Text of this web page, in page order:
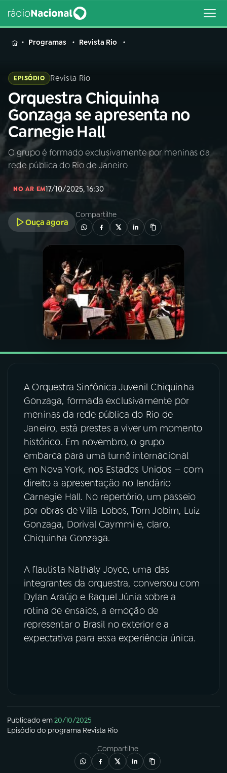
MENU
Buscar
na
Rádio
Nacional
Buscar
AO VIVO
INÍCIO
A RÁDIO
PROGRAMAÇÃO
PROGRAMAS
PODCASTS
06VIDEOCASTS
07ÚLTIMAS
08 FESTIVAL DE MÚSICA
ACOMPANHE A RÁDIO NACIONAL
YouTube Facebook
Instagram X
TikTok
Programas Revista Rio
EPISÓDIO Revista Rio
Orquestra Chiquinha
Gonzaga se apresenta no
Carnegie Hall
O grupo é formado exclusivamente por meninas da
rede pública do Rio de Janeiro
NO AR EM17/10/2025, 16:30
Ouça agora
Compartilhe
A Orquestra Sinfônica Juvenil Chiquinha
Gonzaga, formada exclusivamente por
meninas da rede pública do Rio de
Janeiro, está prestes a viver um momento
histórico. Em novembro, o grupo
embarca para uma turnê internacional
em Nova York, nos Estados Unidos — com
direito a apresentação no lendário
Carnegie Hall. No repertório, um passeio
por obras de Villa-Lobos, Tom Jobim, Luiz
Gonzaga, Dorival Caymmi e, claro,
Chiquinha Gonzaga.
A flautista Nathaly Joyce, uma das
integrantes da orquestra, conversou com
Dylan Araújo e Raquel Júnia sobre a
rotina de ensaios, a emoção de
representar o Brasil no exterior e a
expectativa para essa experiência única.
Publicado em20/10/2025
Episódio do programa Revista Rio
Compartilhe